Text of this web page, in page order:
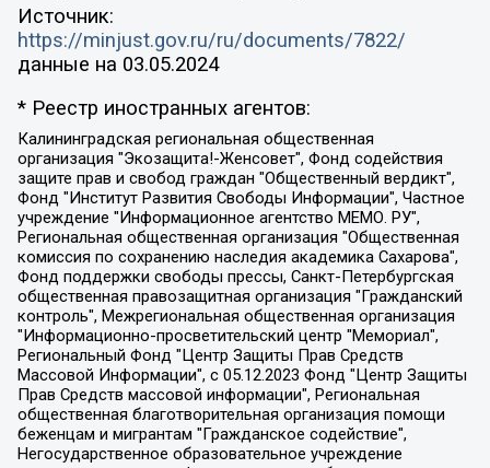
Источник:
https://minjust.gov.ru/ru/documents/7822/
данные на 03.05.2024
* Реестр иностранных агентов:
Калининградская региональная общественная организация "Экозащита!-Женсовет", Фонд содействия защите прав и свобод граждан "Общественный вердикт", Фонд "Институт Развития Свободы Информации", Частное учреждение "Информационное агентство МЕМО. РУ", Региональная общественная организация "Общественная комиссия по сохранению наследия академика Сахарова", Фонд поддержки свободы прессы, Санкт-Петербургская общественная правозащитная организация "Гражданский контроль", Межрегиональная общественная организация "Информационно-просветительский центр "Мемориал", Региональный Фонд "Центр Защиты Прав Средств Массовой Информации", с 05.12.2023 Фонд "Центр Защиты Прав Средств массовой информации", Региональная общественная благотворительная организация помощи беженцам и мигрантам "Гражданское содействие", Негосударственное образовательное учреждение дополнительного профессионального образования (повышение квалификации) специалистов "АКАДЕМИЯ ПО ПРАВАМ ЧЕЛОВЕКА", Свердловская региональная общественная организация "Сутяжник", Автономная некоммерческая организация "Центр независимых социологических исследований", Союз общественных объединений "Российский исследовательский центр по правам человека", Региональное общественное учреждение научно-информационный центр "МЕМОРИАЛ", Некоммерческая организация "Фонд защиты гласности", Автономная некоммерческая организация "Институт прав человека", Городская общественная организация "Екатеринбургское общество "МЕМОРИАЛ", Городская общественная организация "Рязанское историко-просветительское и правозащитное общество "Мемориал" (Рязанский Мемориал), Челябинский региональный орган общественной самодеятельности – женское общественное объединение "Женщины Евразии", Челябинский региональный орган общественной самодеятельности "Уральская правозащитная группа", Фонд содействия защите здоровья и социальной справедливости имени Андрея Рылькова, Автономная Некоммерческая Организация "Аналитический Центр Юрия Левады", Автономная некоммерческая организация социальной поддержки населения "Проект Апрель", Региональная общественная организация помощи женщинам и детям, находящимся в кризисной ситуации "Информационно-методический центр "Анна", Фонд содействия развитию массовых коммуникаций и правовому просвещению "Так-так-Так", Фонд содействия устойчивому развитию "Серебряная тайга", Свердловский региональный общественный фонд социальных проектов "Новое время", "Idel.Реалии", Кавказ.Реалии, Крым.Реалии, Телеканал Настоящее Время, Татаро-башкирская служба Радио Свобода (Azatliq Radiosi), Радио Свободная Европа/Радио Свобода (PCE/PC), "Сибирь.Реалии", "Фактограф", Благотворительный фонд помощи осужденным и их семьям, Автономная некоммерческая организация "Институт глобализации и социальных движений", Фонд "В защиту прав заключенных", Частное учреждение "Центр поддержки и содействия развитию средств массовой информации", Пензенский региональный общественный благотворительный фонд "Гражданский союз", "Север.Реалии", Некоммерческая организация Фонд "Правовая инициатива", Общество с ограниченной ответственностью "Радио Свободная Европа/Радио Свобода", Чешское информационное агентство "MEDIUM-ORIENT", Красноярская региональная общественная организация "Мы против СПИДа", Камалягин Денис Николаевич, Маркелов Сергей Евгеньевич, Пономарев Лев Александрович, Савицкая Людмила Алексеевна, Автономная некоммерческая организация "Центр по работе с проблемой насилия "НАСИЛИЮ.НЕТ", Межрегиональный профессиональный союз работников здравоохранения "Альянс врачей", Юридическое лицо, зарегистрированное в Латвийской Республике, SIA "Medusa Project" (регистрационный номер 40103797863, дата регистрации 10.06.2014), Некоммерческая организация "Фонд по борьбе с коррупцией", Автономная некоммерческая организация "Институт права и публичной политики", Баданин Роман Сергеевич, Гликин Максим Александрович, Железнова Мария Михайловна, Лукьянова Юлия Сергеевна, Маетная Елизавета Витальевна, Маняхин Петр Борисович, Чуракова Ольга Владимировна, Ярош Юлия Петровна, Юридическое лицо "The Insider SIA", зарегистрированное в Риге, Латвийская Республика (дата регистрации 26.06.2015), являющееся администратором доменного имени интернет-издания "The Insider SIA", https://theins.ru, Постернак Алексей Евгеньевич, Рубин Михаил Аркадьевич, Анин Роман Александрович, Юридическое лицо Istories fonds, зарегистрированное в Латвийской Республике (регистрационный номер 50008295751, дата регистрации 24.02.2020), Великовский Дмитрий Александрович, Долинина Ирина Николаевна, Мароховская Алеся Алексеевна, Шлейнов Роман Юрьевич, Шмагун Олеся Валентиновна, Общество с ограниченной ответственностью "Альтаир 2021", Общество с ограниченной ответственностью "Вега 2021", Общество с ограниченной ответственностью "Главный редактор 2021", Общество с ограниченной ответственностью "Ромашки монолит", Важенков Артем Валерьевич, Ивановская областная общественная организация "Центр гендерных исследований", Гурман Юрий Альбертович, Медиапроект "ОВД-Инфо", Егоров Владимир Владимирович, Жилинский Владимир Александрович, Общество с ограниченной ответственностью "ЗП", Иванова София Юрьевна, Карезина Инна Павловна, Кильтау Екатерина Викторовна, Петров Алексей Викторович, Пискунов Сергей Евгеньевич, Смирнов Сергей Сергеевич, Тихонов Михаил Сергеевич, Общество с ограниченной ответственностью "ЖУРНАЛИСТ-ИНОСТРАННЫЙ АГЕНТ", Арапова Галина Юрьевна, Вольтская Татьяна Анатольевна, Американская компания "Mason G.E.S. Anonymous Foundation" (США), являющаяся владельцем интернет-издания https://mnews.world/, Компания "Stichting Bellingcat", зарегистрированная в Нидерландах (дата регистрации 11.07.2018), Захаров Андрей Вячеславович, Клепиковская Екатерина Дмитриевна, Общество с ограниченной ответственностью "МЕМО", Перл Роман Александрович, Симонов Евгений Алексеевич, Соловьева Елена Анатольевна, Сотников Даниил Владимирович, Сурначева Елизавета Дмитриевна, Автономная некоммерческая организация по защите прав человека и информированию населения "Якутия – Наше Мнение", Общество с ограниченной ответственностью "Москоу диджитал медиа", с 26.01.2023 Общество с ограниченной ответственностью "Чайка Белые сады", Ветошкина Валерия Валерьевна, Заговора Максим Александрович, Межрегиональное общественное движение "Российская ЛГБТ - сеть", Оленичев Максим Владимирович, Павлов Иван Юрьевич, Скворцова Елена Сергеевна, Общество с ограниченной ответственностью "Как бы инагент", Кочетков Игорь Викторович, Общество с ограниченной ответственностью "Честные выборы", Еланчик Олег Александрович, Общество с ограниченной ответственностью "Нобелевский призыв", Гималова Регина Эмилевна, Григорьев Андрей Валерьевич, Григорьева Алина Александровна, Ассоциация по содействию защите прав призывников, альтернативнослужащих и военнослужащих "Правозащитная группа "Гражданин.Армия.Право", Хисамова Регина Фаритовна, Автономная некоммерческая организация по реализации социально-правовых программ "Лилит", Дальневосточное общественное движение "Маяк", Санкт-Петербургская ЛГБТ-инициативная группа "Выход", Инициативная группа ЛГБТ+ "Реверс", Алексеев Андрей Викторович, Бекбулатова Таисия Львовна, Беляев Иван Михайлович, Владыкина Елена Сергеевна, Гельман Марат Александрович, Никульшина Вероника Юрьевна, Толоконникова Надежда Андреевна, Шендерович Виктор Анатольевич, Общество с ограниченной ответственностью "Данное сообщение", Общество с ограниченной ответственностью Издательский дом "Новая глава", Айнбиндер Александра Александровна, Московский комьюнити-центр для ЛГБТ+инициатив, Благотворительный фонд развития филантропии, Deutsche Welle (Германия, Kurt-Schumacher-Strasse 3, 53113 Bonn), Борзунова Мария Михайловна, Воробьев Виктор Викторович, Голубева Анна Львовна, Константинова Алла Михайловна, Малкова Ирина Владимировна, Мурадов Мурад Абдулгалимович, Осетинская Елизавета Николаевна, Понасенков Евгений Николаевич, Ганапольский Матвей Юрьевич, Киселев Евгений Алексеевич, Борухович Ирина Григорьевна, Дремин Иван Тимофеевич, Дубровский Дмитрий Викторович, Красноярская региональная общественная организация поддержки и развития альтернативных образовательных технологий и межкультурных коммуникаций "ИНТЕРРА", Маяковская Екатерина Алексеевна, Фейгин Марк Захарович, Филимонов Андрей Викторович, Дзугкоева Регина Николаевна, Доброхотов Роман Александрович, Дудь Юрий Александрович, Елкин Сергей Владимирович, Кругликов Кирилл Игоревич, Сабунаева Мария Леонидовна, Семенов Алексей Владимирович, Шаинян Карен Багратович, Шульман Екатерина Михайловна, Асафьев Артур Валерьевич, Вахштайн Виктор Семенович, Венедиктов Алексей Алексеевич, Лушникова Екатерина Евгеньевна, Волков Леонид Михайлович, Невзоров Александр Глебович, Пархоменко Сергей Борисович, Сироткин Ярослав Николаевич, Кара-Мурза Владимир Владимирович, Баранова Наталья Владимировна, Гозман Леонид Яковлевич, Кагарлицкий Борис Юльевич, Климарев Михаил Валерьевич, Милов Владимир Станиславович, Автономная некоммерческая организация Краснодарский центр современного искусства "Типография", Моргенштерн Алишер Тагирович, Соболь Любовь Эдуардовна, Общество с ограниченной ответственностью "ЛИЗА НОРМ", Каспаров Гарри Кимович, Ходорковский Михаил Борисович, Общество с ограниченной ответственностью "Апрельские тезисы", Данилович Ирина Брониславовна, Кашин Олег Владимирович, Петров Николай Владимирович, Пивоваров Алексей Владимирович, Соколов Михаил Владимирович, Цветкова Юлия Владимировна, Чичваркин Евгений Александрович, Комитет против пыток/Команда против пыток, Общество с ограниченной ответственностью "Первый научный", Общество с ограниченной ответственностью "Вертолет и ко", Белоцерковская Вероника Борисовна, Кац Максим Евгеньевич, Лазарева Татьяна Юрьевна, Шаведдинов Руслан Табризович, Яшин Илья Валерьевич, Общество с ограниченной ответственностью "Иноагент ААВ", Алешковский Дмитрий Петрович, Альбац Евгения Марковна, Быков Дмитрий Львович, Галямина Юлия Евгеньевна, Лойко Сергей Леонидович, Мартынов Кирилл Константинович, Медведев Сергей Александрович, Крашенинников Федор Геннадиевич, Гордеева Катерина Вл